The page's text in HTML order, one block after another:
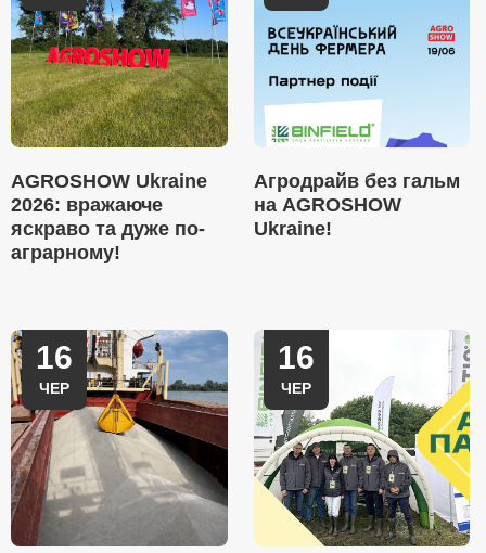
AGROSHOW Ukraine
2026: вражаюче
яскраво та дуже по-
аграрному!
Агродрайв без гальм
на AGROSHOW
Ukraine!
16
ЧЕР
16
ЧЕР